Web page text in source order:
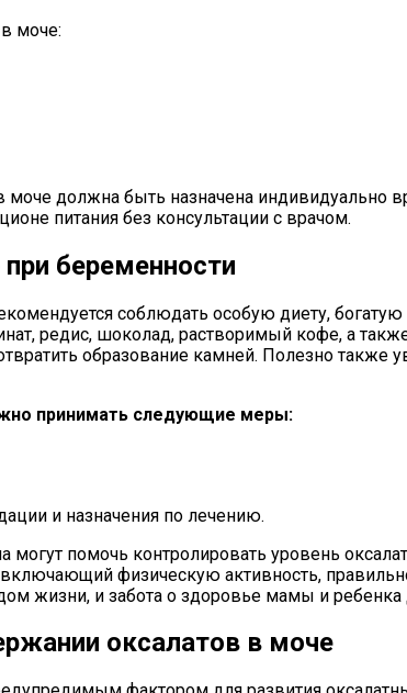
моче:
должна быть назначена индивидуально
питания без консультации с врачом.
беременности
соблюдать особую диету,
редис, шоколад, растворимый кофе, а
образование камней. Полезно также
принимать следующие меры:
и назначения по лечению.
помочь контролировать уровень
физическую активность,
жизни, и забота о здоровье мамы и
оксалатов в моче